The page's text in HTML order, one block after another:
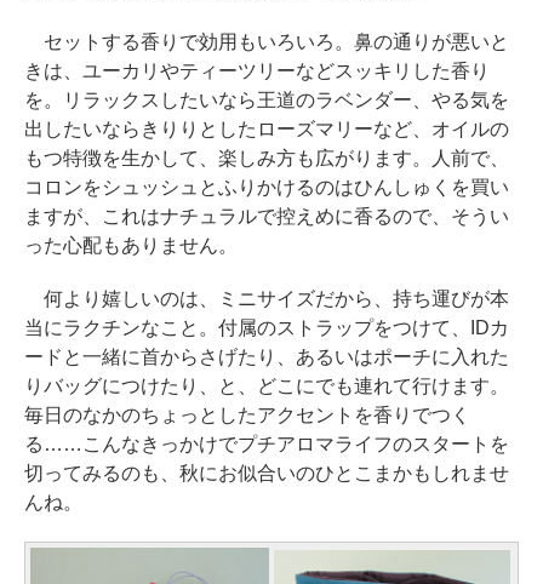
セットする香りで効用もいろいろ。鼻の通りが悪いと
きは、ユーカリやティーツリーなどスッキリした香り
を。リラックスしたいなら王道のラベンダー、やる気を
出したいならきりりとしたローズマリーなど、オイルの
もつ特徴を生かして、楽しみ方も広がります。人前で、
コロンをシュッシュとふりかけるのはひんしゅくを買い
ますが、これはナチュラルで控えめに香るので、そうい
った心配もありません。
何より嬉しいのは、ミニサイズだから、持ち運びが本
当にラクチンなこと。付属のストラップをつけて、IDカ
ードと一緒に首からさげたり、あるいはポーチに入れた
りバッグにつけたり、と、どこにでも連れて行けます。
毎日のなかのちょっとしたアクセントを香りでつく
る……こんなきっかけでプチアロマライフのスタートを
切ってみるのも、秋にお似合いのひとこまかもしれませ
んね。